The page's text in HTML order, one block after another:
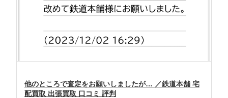
他のところで査定をお願いしましたが… ／鉄道本舗 宅
配買取 出張買取 口コミ 評判